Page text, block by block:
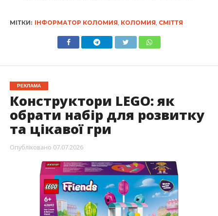
МІТКИ: ІНФОРМАТОР КОЛОМИЯ КОЛОМИЯ СМІТТЯ
РЕКЛАМА
Конструктори LEGO: як
обрати набір для розвитку
та цікавої гри
Опубліковано 07.07.2026